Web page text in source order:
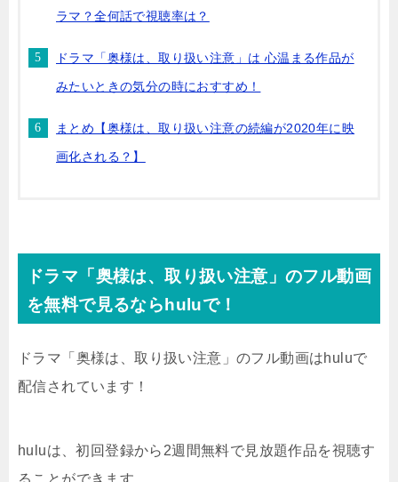
ラマ？全何話で視聴率は？
ドラマ「奥様は、取り扱い注意」は 心温まる作品が
みたいときの気分の時におすすめ！
まとめ【奥様は、取り扱い注意の続編が2020年に映
画化される？】
ドラマ「奥様は、取り扱い注意」のフル動画
を無料で見るならhuluで！
ドラマ「奥様は、取り扱い注意」のフル動画はhuluで
配信されています！
huluは、初回登録から2週間無料で見放題作品を視聴す
ることができます。